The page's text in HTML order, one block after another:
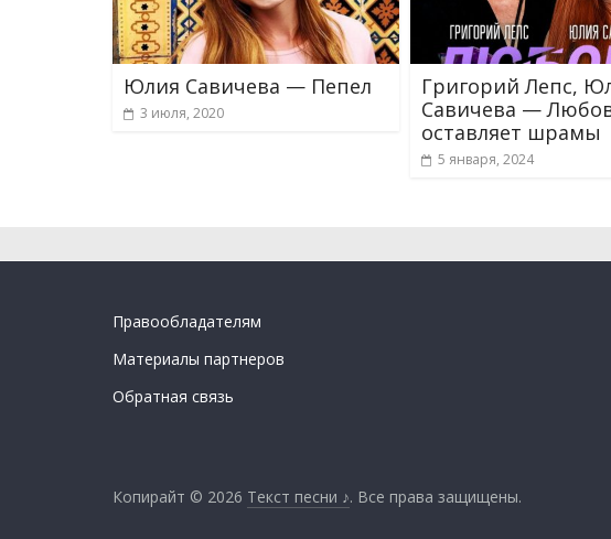
Юлия Савичева — Пепел
3 июля, 2020
Григорий Лепс,
Савичева —
оставляет шрамы
5 января, 2024
Правообладателям
Материалы партнеров
Обратная связь
Копирайт © 2026 Текст песни ♪. Все права защищены.